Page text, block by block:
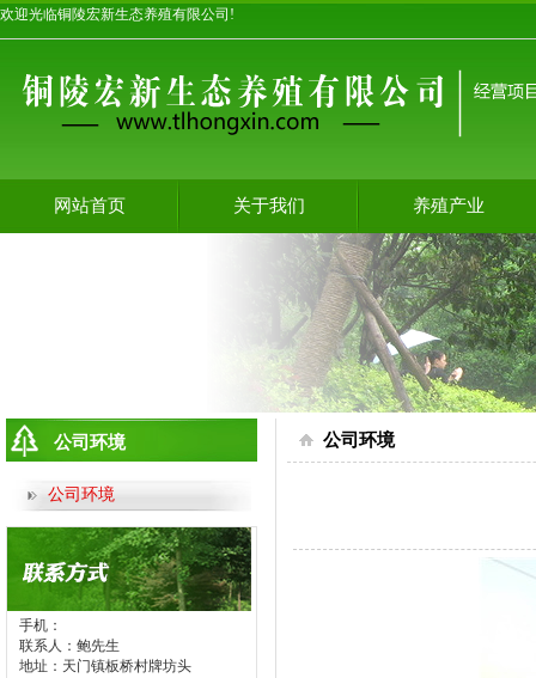
欢迎光临铜陵宏新生态养殖有限公司!
网站首页 关于我们 养殖产业
公司环境
公司环境
手机：
联系人：鲍先生
地址：天门镇板桥村牌坊头
公司环境